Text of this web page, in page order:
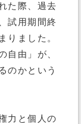
た際、過去
試用期間終
りました。
自由」が、
のかという
力と個人の